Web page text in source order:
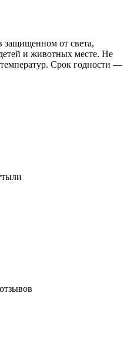
защищенном от света,
и животных месте. Не
Срок годности —